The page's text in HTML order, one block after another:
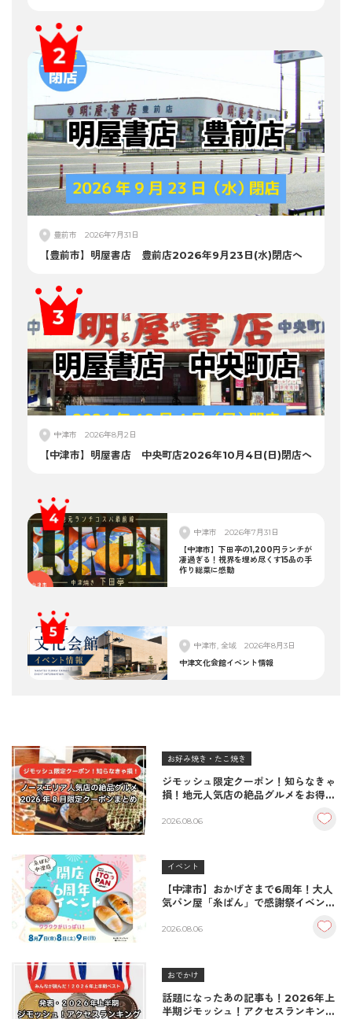
豊前市 2026年7月31日
【豊前市】明屋書店 豊前店2026年9月23日(水)閉店へ
中津市 2026年8月2日
【中津市】明屋書店 中央町店2026年10月4日(日)閉店へ
中津市
2026年7月31日
【中津市】下田亭の1,200円ランチが
凄過ぎる！視界を埋め尽くす15品の手
作り総菜に感動
中津市, 全域
2026年8月3日
中津文化会館イベント情報
お好み焼き・たこ焼き
ジモッシュ限定クーポン！知らなきゃ
損！地元人気店の絶品グルメをお得に
2026.08.06
イベント
【中津市】おかげさまで6周年！大人
気パン屋「糸ぱん」で感謝祭イベント
♪（8/7〜8/9）
2026.08.06
おでかけ
話題になったあの記事も！2026年上
半期ジモッシュ！アクセスランキング